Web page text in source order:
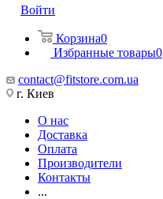
Войти
Корзина0
Избранные товары0
contact@fitstore.com.ua
г. Киев
О нас
Доставка
Оплата
Производители
Контакты
...